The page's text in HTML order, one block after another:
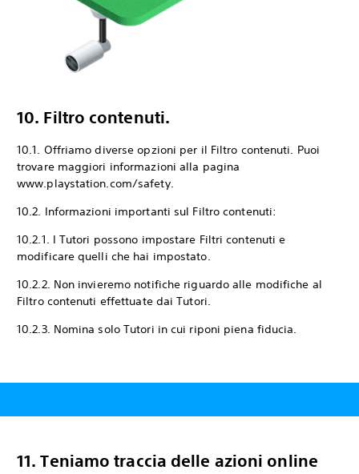
10. Filtro contenuti.
10.1. Offriamo diverse opzioni per il Filtro contenuti. Puoi
trovare maggiori informazioni alla pagina
www.playstation.com/safety.
10.2. Informazioni importanti sul Filtro contenuti:
10.2.1. I Tutori possono impostare Filtri contenuti e
modificare quelli che hai impostato.
10.2.2. Non invieremo notifiche riguardo alle modifiche al
Filtro contenuti effettuate dai Tutori.
10.2.3. Nomina solo Tutori in cui riponi piena fiducia.
11. Teniamo traccia delle azioni online